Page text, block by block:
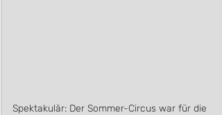
Spektakulär: Der Sommer-Circus war für die